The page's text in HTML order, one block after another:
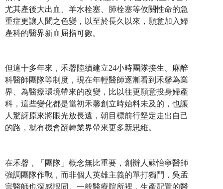
尤其產後大出血、羊水栓塞、肺栓塞等攸關性命的急
重症更讓人聞之色變，以至於長久以來，願意加入婦
產科的醫界新血屈指可數。
但這十多年來，禾馨陸續建立24小時團隊接生、麻醉
科醫師團隊等制度，現在年輕醫師逐漸看到禾馨為業
界、為醫療環境帶來的改變，比以往更願意投身婦產
科，這些變化都是當初禾馨創立時始料未及的，也讓
人驚訝原來將眼光放長遠，朝目標前行堅定走出自己
的路，就有機會翻轉業界帶來更多新思維。
在禾馨，「團隊」概念無比重要，創辦人蘇怡寧醫師
強調團隊作戰，而非個人英雄主義的單打獨鬥，吳孟
宗醫師也深感認同。一般醫療院所裡，生產配置的醫